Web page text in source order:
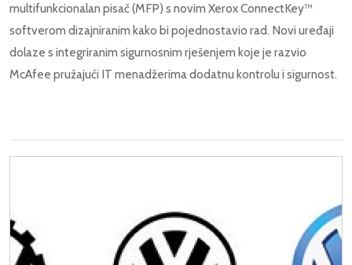
multifunkcionalan pisač (MFP) s novim Xerox ConnectKey™
softverom dizajniranim kako bi pojednostavio rad. Novi uređaji
dolaze s integriranim sigurnosnim rješenjem koje je razvio
McAfee pružajući IT menadžerima dodatnu kontrolu i sigurnost.